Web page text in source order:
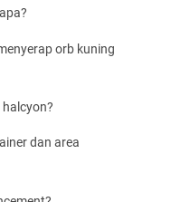
orb kuning
dan area